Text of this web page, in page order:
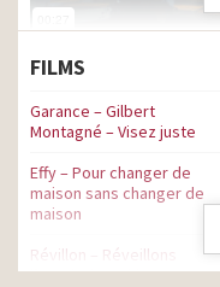
FILMS
Garance – Gilbert
Montagné – Visez juste
Effy – Pour changer de
maison sans changer de
maison
Révillon – Réveillons
l’esprit de Noël